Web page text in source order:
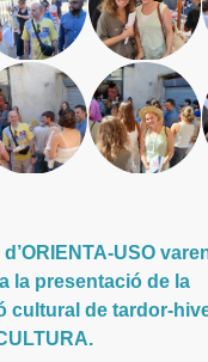
USO
la presentació de la
cultural de tardor-